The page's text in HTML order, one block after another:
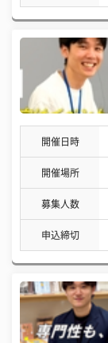
開催日時
開催場所
募集人数
申込締切